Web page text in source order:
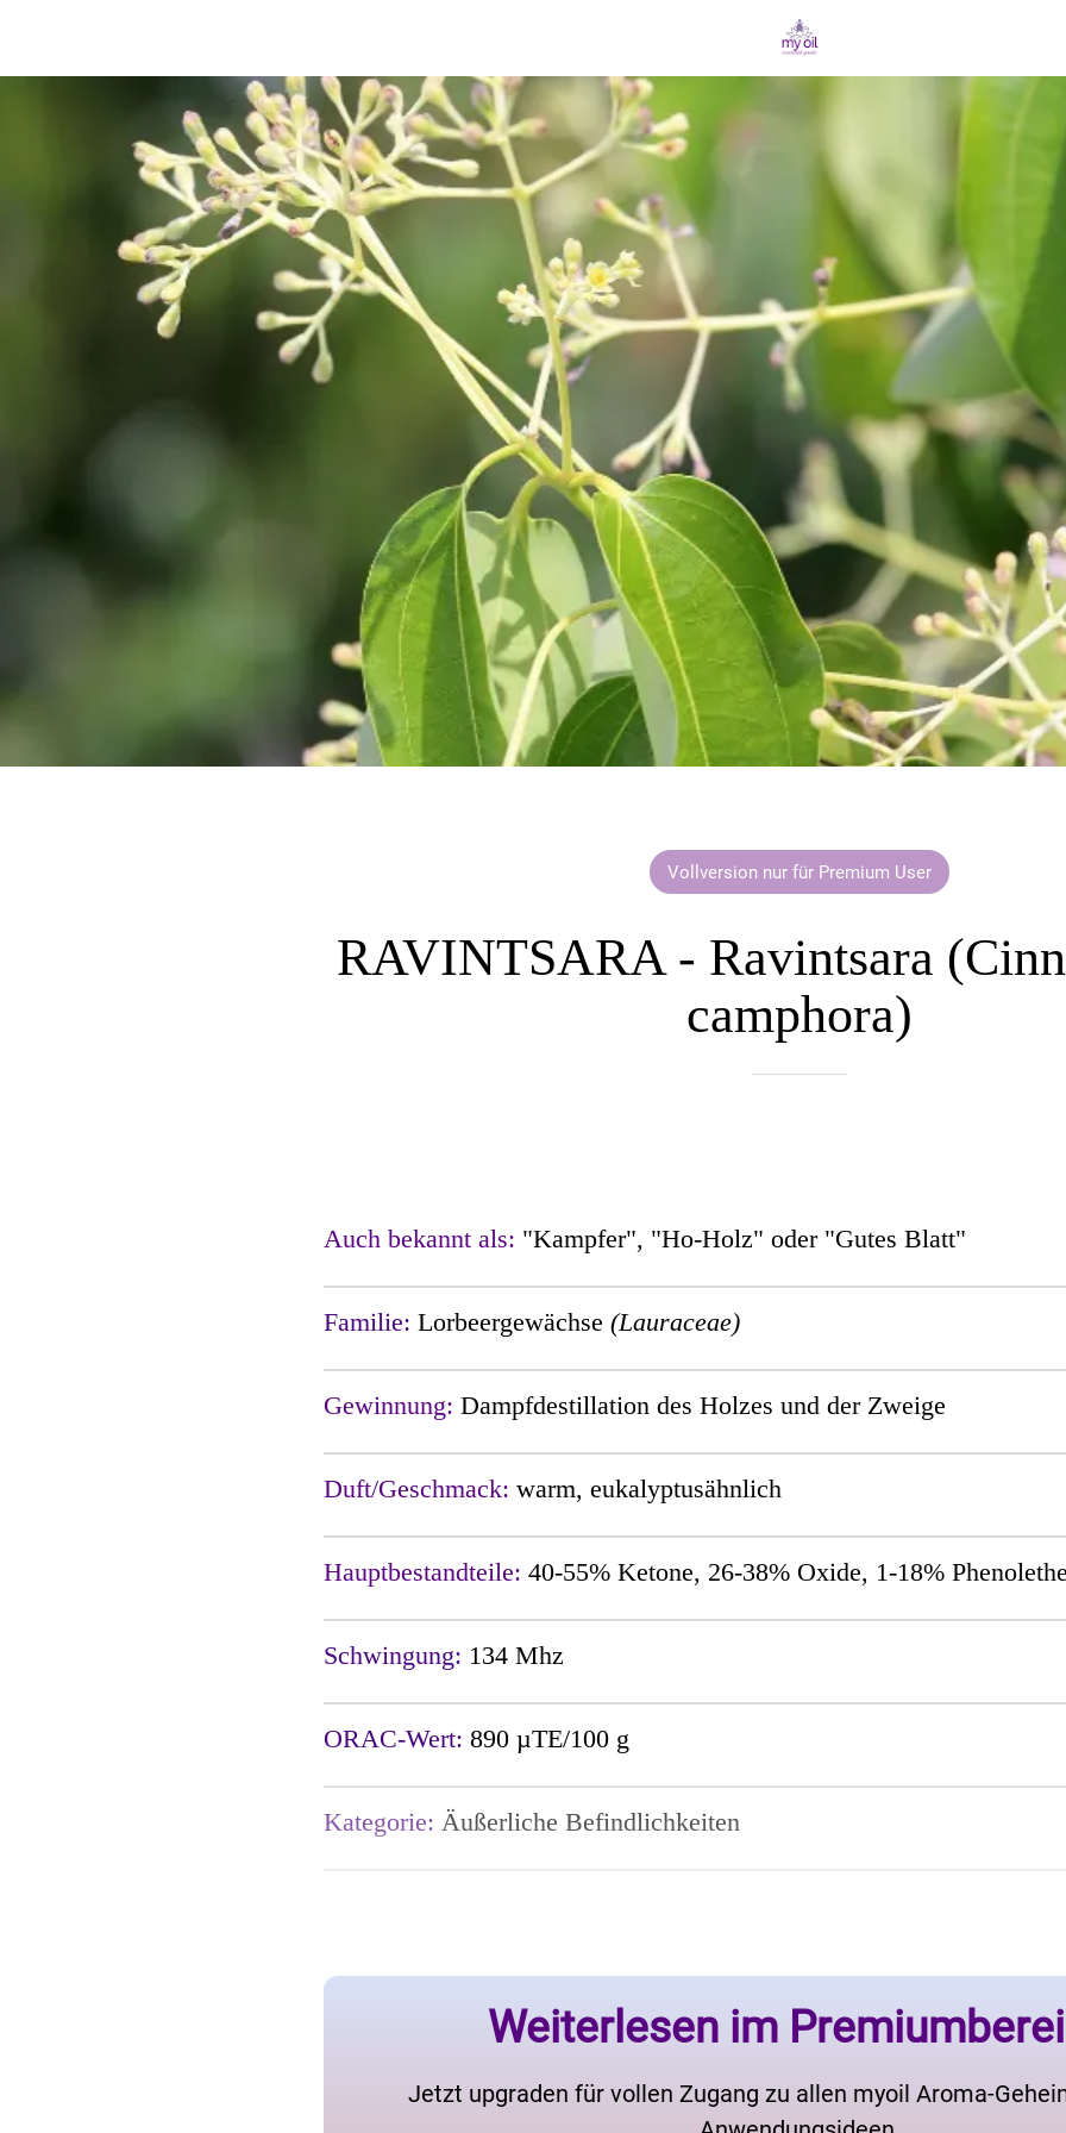
Vollversion nur für Premium User
RAVINTSARA - Ravintsara
camphora)
Auch bekannt als: "Kampfer", "Ho-Holz" oder "Gutes Blatt"
Familie: Lorbeergewächse (Lauraceae)
Gewinnung: Dampfdestillation des Holzes und der Zweige
Duft/Geschmack: warm, eukalyptusähnlich
Hauptbestandteile: 40-55% Ketone, 26-38% Oxide, 1-18%
Schwingung: 134 Mhz
ORAC-Wert: 890 µTE/100 g
Kategorie: Äußerliche Befindlichkeiten
Weiterlesen im
Jetzt upgraden für vollen Zugang zu allen myoil Aroma-